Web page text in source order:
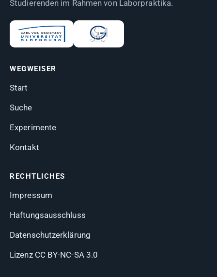
Studierenden im Rahmen von Laborpraktika.
WEGWEISER
Start
Suche
Experimente
Kontakt
RECHTLICHES
Impressum
Haftungsausschluss
Datenschutzerklärung
Lizenz CC BY-NC-SA 3.0